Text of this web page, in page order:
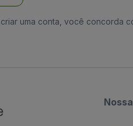
uma conta, você concorda